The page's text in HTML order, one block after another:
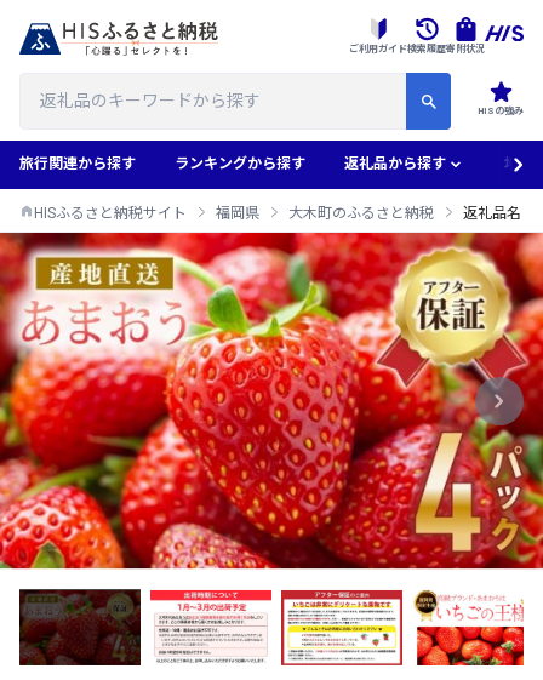
HISの強み
ご利用ガイド検索履歴寄附状況
旅行関連から探す ランキングから探す 返礼品から探す 地域
HISふるさと納税サイト 福岡県 大木町のふるさと納税 返礼品名